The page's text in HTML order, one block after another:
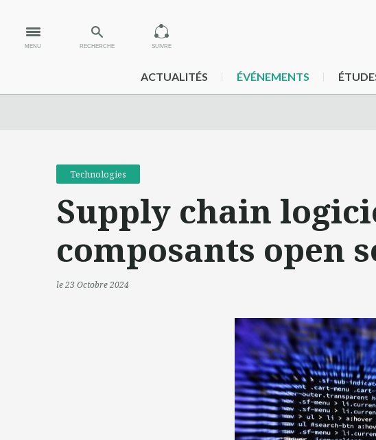
MENU RECHERCHE SUIVRE
ACTUALITÉS ÉVÉNEMENTS
Technologies
Supply chain
composants open
le 23 Octobre 2024